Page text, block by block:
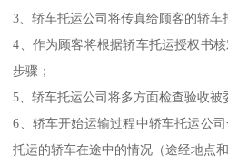
3、轿车托运公司将传真给顾客的轿车
4、作为顾客将根据轿车托运授权书
步骤；
5、轿车托运公司将多方面检查验收被
6、轿车开始运输过程中轿车托运公
托运的轿车在途中的情况（途经地点